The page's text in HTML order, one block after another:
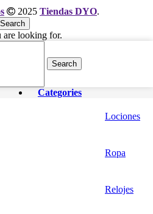
2025 Tiendas DYO.
Search
are looking for.
Search
Categories
Lociones
Ropa
Relojes